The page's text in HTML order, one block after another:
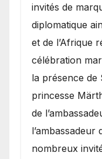
invités de
diplomatique
et de l’Afrique
célébration
la présence de
princesse
de
nombreux